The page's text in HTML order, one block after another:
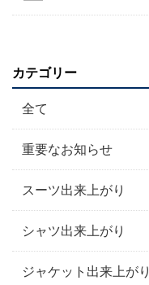
カテゴリー
全て
重要なお知らせ
スーツ出来上がり
シャツ出来上がり
ジャケット出来上がり